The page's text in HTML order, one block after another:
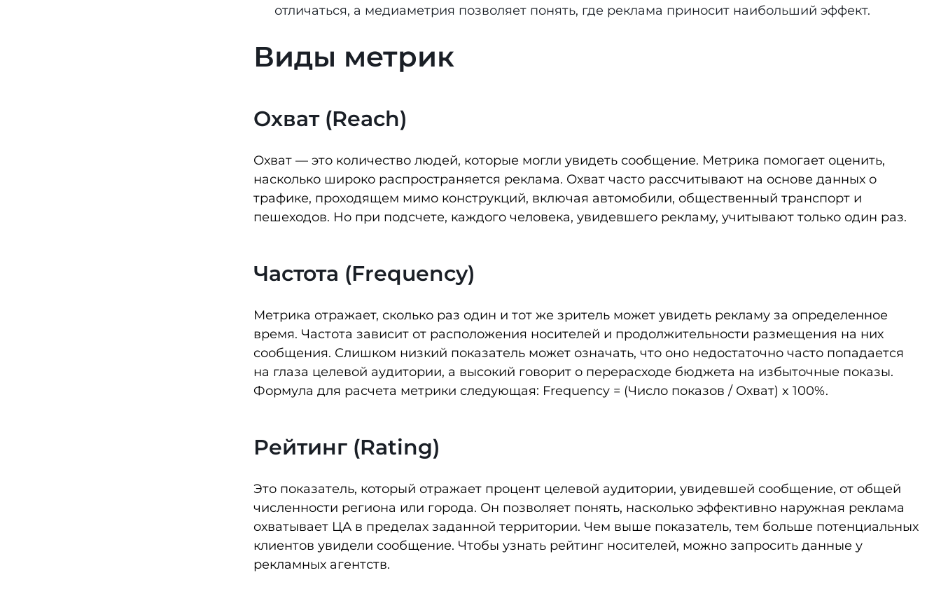
отличаться, а медиаметрия позволяет понять, где реклама приносит наибольший эффект.
Виды метрик
Охват (Reach)
Охват — это количество людей, которые могли увидеть сообщение. Метрика помогает оценить,
насколько широко распространяется реклама. Охват часто рассчитывают на основе данных о
трафике, проходящем мимо конструкций, включая автомобили, общественный транспорт и
пешеходов. Но при подсчете, каждого человека, увидевшего рекламу, учитывают только один раз.
Частота (Frequency)
Метрика отражает, сколько раз один и тот же зритель может увидеть рекламу за определенное
время. Частота зависит от расположения носителей и продолжительности размещения на них
сообщения. Слишком низкий показатель может означать, что оно недостаточно часто попадается
на глаза целевой аудитории, а высокий говорит о перерасходе бюджета на избыточные показы.
Формула для расчета метрики следующая: Frequency = (Число показов / Охват) x 100%.
Рейтинг (Rating)
Это показатель, который отражает процент целевой аудитории, увидевшей сообщение, от общей
численности региона или города. Он позволяет понять, насколько эффективно наружная реклама
охватывает ЦА в пределах заданной территории. Чем выше показатель, тем больше потенциальных
клиентов увидели сообщение. Чтобы узнать рейтинг носителей, можно запросить данные у
рекламных агентств.